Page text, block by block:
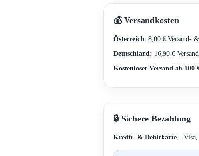
💰 Versandkosten
Österreich: 8,00 € Versand-
Deutschland: 16,90 €
Kostenloser Versand ab 100
🔒 Sichere Bezahlung
Kredit- & Debitkarte –